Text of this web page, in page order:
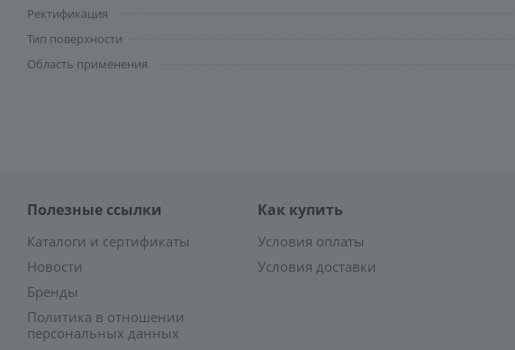
Ректификация
Тип поверхности
Область применения
Полезные ссылки
Каталоги и сертификаты
Новости
Бренды
Политика в отношении
персональных данных
Как купить
Условия оплаты
Условия доставки